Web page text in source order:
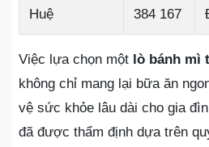
Huệ
384 167
Việc lựa chọn một lò bánh mì
không chỉ mang lại bữa ăn
vệ sức khỏe lâu dài cho gia
đã được thẩm định dựa trên